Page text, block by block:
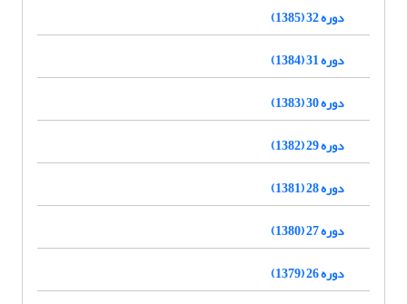
دوره 32 (1385)
دوره 31 (1384)
دوره 30 (1383)
دوره 29 (1382)
دوره 28 (1381)
دوره 27 (1380)
دوره 26 (1379)